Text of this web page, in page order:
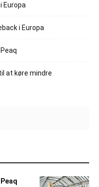
Europa
i Europa
at køre mindre